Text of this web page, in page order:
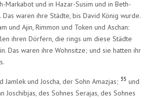
Markabot und in Hazar-Susim und in Beth-
Das waren ihre Städte, bis David König wurde.
und Ajin, Rimmon und Token und Aschan:
ihren Dörfern, die rings um diese Städte
Das waren ihre Wohnsitze; und sie hatten ihr
Jamlek und Joscha, der Sohn Amazjas;35 und
Joschibjas, des Sohnes Serajas, des Sohnes